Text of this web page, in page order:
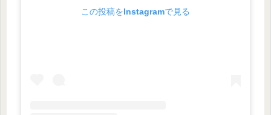
この投稿をInstagramで見る